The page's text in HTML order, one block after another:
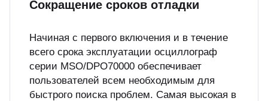
Сокращение сроков отладки
Начиная с первого включения и в течение
всего срока эксплуатации осциллограф
серии MSO/DPO70000 обеспечивает
пользователей всем необходимым для
быстрого поиска проблем. Самая высокая в